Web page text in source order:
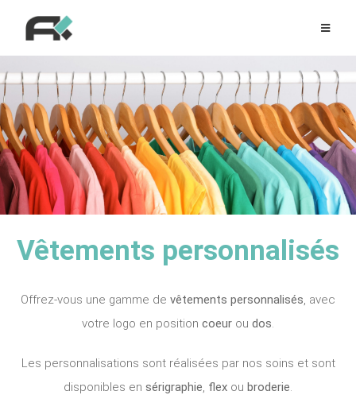
Vêtements personnalisés
Offrez-vous une gamme de vêtements personnalisés, avec
votre logo en position coeur ou dos.
Les personnalisations sont réalisées par nos soins et sont
disponibles en sérigraphie, flex ou broderie.